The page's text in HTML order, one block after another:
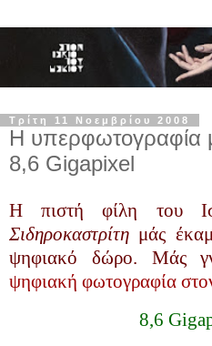
Τρίτη 11 Νοεμβρίου 2008
Η υπερφωτογραφία
8,6 Gigapixel
Η πιστή φίλη του
Σιδηροκαστρίτη μάς
ψηφιακό δώρο. Μάς
ψηφιακή φωτογραφία
8,6